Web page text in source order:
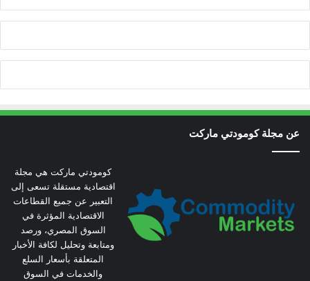
عن مجلة كومودتي ماركت
كومودتي ماركت هي مجلة
اقتصادية مستقلة تسعى إلى
التعبير عن جميع القطاعات
الاقتصادية المؤثرة في
السوق المصري، ورصد
ومتابعة وتحليل لكافة الأخبار
المتعلقة بأسعار السلع
والخدمات في السوق